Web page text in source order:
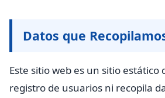
Datos que
Este sitio web es un sitio
registro de usuarios ni recopila